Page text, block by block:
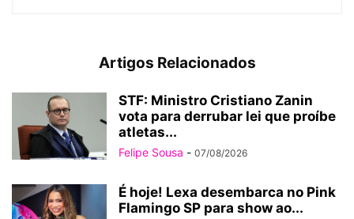
Artigos Relacionados
STF: Ministro Cristiano Zanin
vota para derrubar lei que proíbe
atletas...
Felipe Sousa - 07/08/2026
É hoje! Lexa desembarca no Pink
Flamingo SP para show ao...